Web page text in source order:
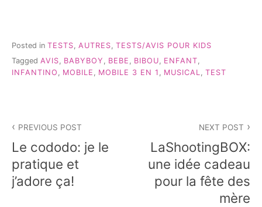
Posted in TESTS AUTRES TESTS/AVIS POUR KIDS
Tagged AVIS, BABYBOY , BEBE , BIBOU, ENFANT,
INFANTINO , MOBILE , MOBILE 3 EN 1 , MUSICAL, TEST
de
l’article
PREVIOUS POST
Le cododo: je le
pratique et
j’adore ça!
NEXT POST
LaShootingBOX:
une idée cadeau
pour la fête des
mère